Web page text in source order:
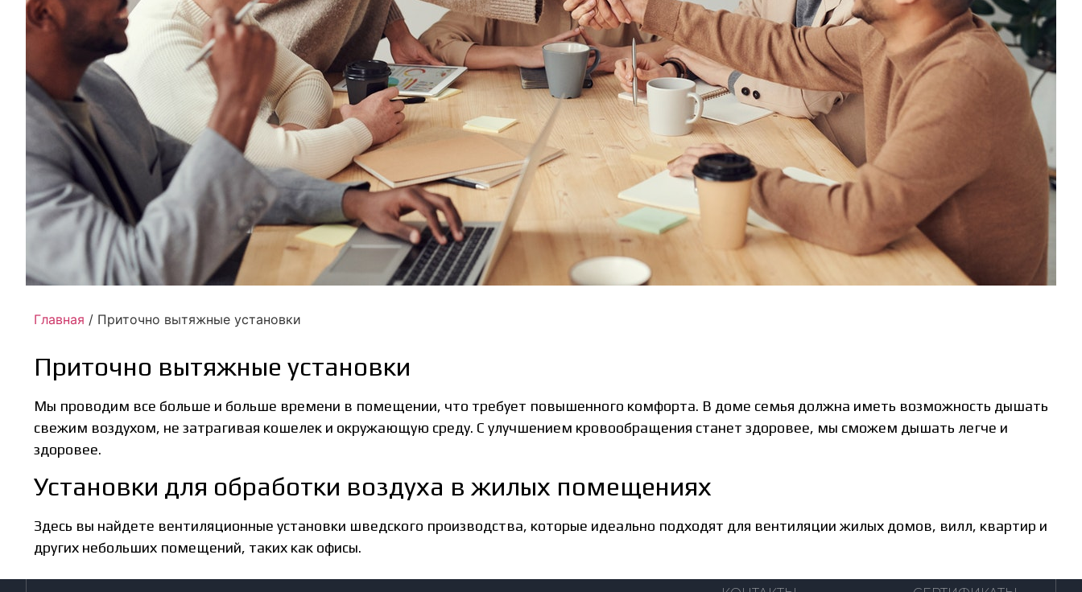
Главная / Приточно вытяжные установки
Приточно вытяжные установки
Мы проводим все больше и больше времени в помещении, что требует повышенного комфорта. В доме семья должна иметь возможность дышать
свежим воздухом, не затрагивая кошелек и окружающую среду. С улучшением кровообращения станет здоровее, мы сможем дышать легче и
здоровее.
Установки для обработки воздуха в жилых помещениях
Здесь вы найдете вентиляционные установки шведского производства, которые идеально подходят для вентиляции жилых домов, вилл, квартир и
других небольших помещений, таких как офисы.